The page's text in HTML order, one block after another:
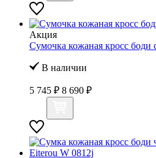
Акция
Сумочка кожаная кросс
В наличии
5 745 ₽ 8 690 ₽